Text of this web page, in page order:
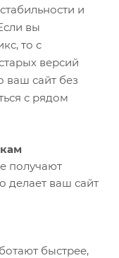
и
вы
то с
версий
ваш сайт без
с рядом
получают
делает ваш сайт
быстрее,